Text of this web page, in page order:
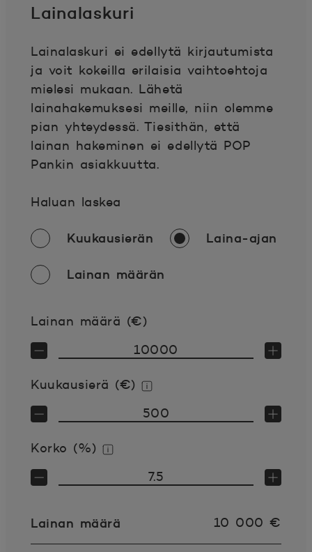
Lainalaskuri
Lainalaskuri ei edellytä kirjautumista
ja voit kokeilla erilaisia vaihtoehtoja
mielesi mukaan. Lähetä
lainahakemuksesi meille, niin olemme
pian yhteydessä. Tiesithän, että
lainan hakeminen ei edellytä POP
Pankin asiakkuutta.
Haluan laskea
Kuukausierän Laina-ajan
Lainan määrän
Lainan määrä (€)
Kuukausierä (€) Lisätietoja
Korko (%) Lisätietoja
Lainan määrä 10 000 €